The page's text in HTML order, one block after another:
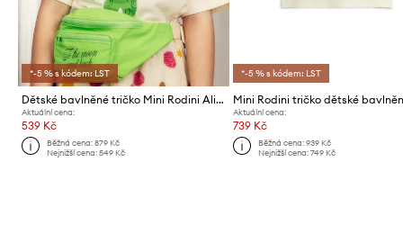
*-5 % s kódem: LST
Dětské bavlněné tričko Mini Rodini Alien travel agency
Aktuální cena:
539 Kč
Běžná cena:879 Kč
Nejnižší cena:549 Kč
*-5 % s kódem: LST
Aktuální cena:
739 Kč
Běžná cena: 939 Kč
Nejnižší cena: 749 Kč